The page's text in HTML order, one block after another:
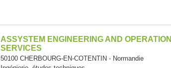
ASSYSTEM ENGINEERING AND OPERATION
SERVICES
50100 CHERBOURG-EN-COTENTIN - Normandie